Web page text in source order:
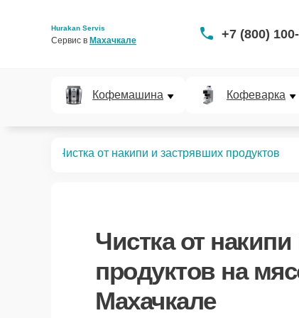
Hurakan Servis
Сервис в Махачкале +7 (800)
Кофемашина Кофеварка
Чистка от накипи и застрявших продуктов
Чистка от
продуктовна
Махачкале